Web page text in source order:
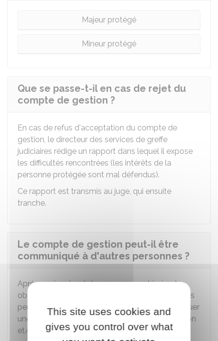
Majeur protégé
Mineur protégé
Que se passe-t-il en cas de rejet du
compte de gestion ?
En cas de refus d'acceptation du compte de
gestion, le directeur des services de greffe
judiciaires rédige un rapport dans lequel il expose
les difficultés rencontrées (les intérêts de la
personne protégée sont mal défendus).
Ce rapport est transmis au juge, qui ensuite
tranche.
Le compte de gestion peut-il être
communiqué à d'autres personnes ?
Après avoir entendu la personne protégée et
obtenu son accord, le juge peut autoriser d'autres
personnes (appelées
), à se faire communiquer
une copie de tout ou partie du compte de gestion
et/ou des documents justificatifs.
This site uses cookies and
gives you control over what